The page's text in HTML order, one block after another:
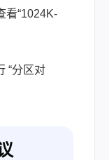
看“1024K-
“分区对